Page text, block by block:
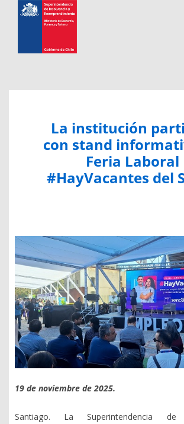
La institución
con stand
Feria Laboral
#HayVacantes del
19 de noviembre de 2025.
Santiago. La Superintendencia